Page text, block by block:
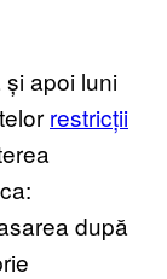
apoi luni
restricții
după